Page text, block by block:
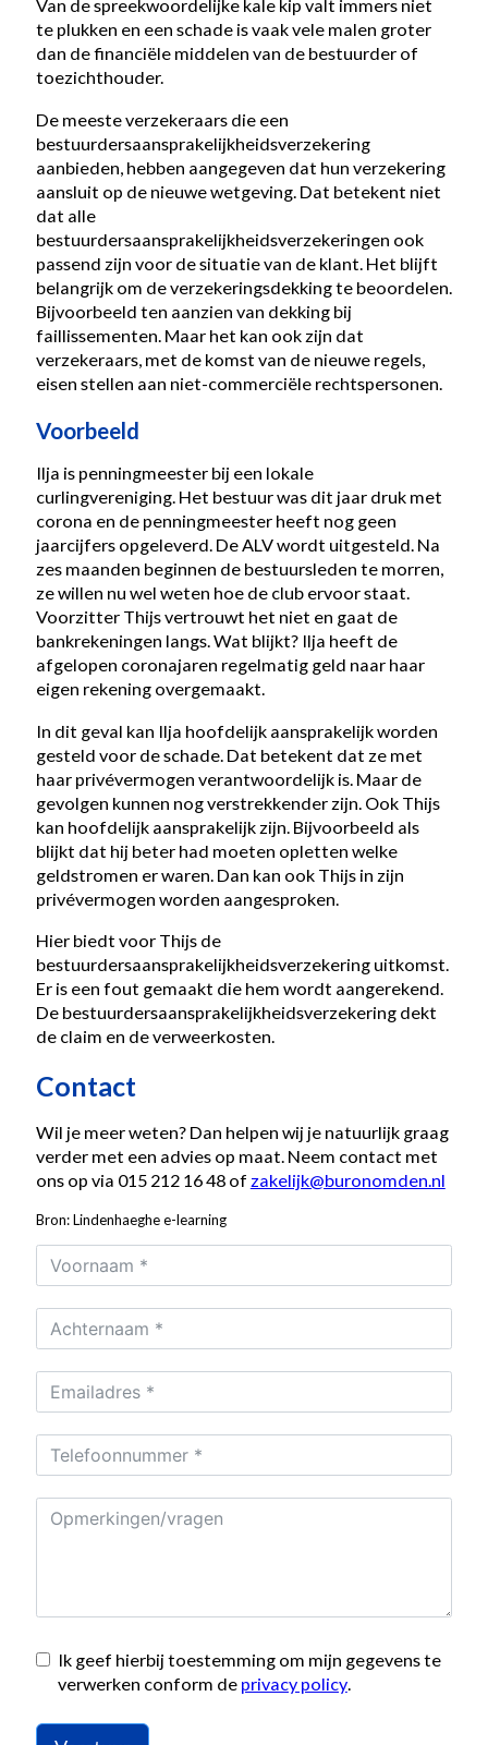
Van de spreekwoordelijke kale kip valt immers niet
te plukken en een schade is vaak vele malen groter
dan de financiële middelen van de bestuurder of
toezichthouder.
De meeste verzekeraars die een
bestuurdersaansprakelijkheidsverzekering
aanbieden, hebben aangegeven dat hun verzekering
aansluit op de nieuwe wetgeving. Dat betekent niet
dat alle
bestuurdersaansprakelijkheidsverzekeringen ook
passend zijn voor de situatie van de klant. Het blijft
belangrijk om de verzekeringsdekking te beoordelen.
Bijvoorbeeld ten aanzien van dekking bij
faillissementen. Maar het kan ook zijn dat
verzekeraars, met de komst van de nieuwe regels,
eisen stellen aan niet-commerciële rechtspersonen.
Voorbeeld
Ilja is penningmeester bij een lokale
curlingvereniging. Het bestuur was dit jaar druk met
corona en de penningmeester heeft nog geen
jaarcijfers opgeleverd. De ALV wordt uitgesteld. Na
zes maanden beginnen de bestuursleden te morren,
ze willen nu wel weten hoe de club ervoor staat.
Voorzitter Thijs vertrouwt het niet en gaat de
bankrekeningen langs. Wat blijkt? Ilja heeft de
afgelopen coronajaren regelmatig geld naar haar
eigen rekening overgemaakt.
In dit geval kan Ilja hoofdelijk aansprakelijk worden
gesteld voor de schade. Dat betekent dat ze met
haar privévermogen verantwoordelijk is. Maar de
gevolgen kunnen nog verstrekkender zijn. Ook Thijs
kan hoofdelijk aansprakelijk zijn. Bijvoorbeeld als
blijkt dat hij beter had moeten opletten welke
geldstromen er waren. Dan kan ook Thijs in zijn
privévermogen worden aangesproken.
Hier biedt voor Thijs de
bestuurdersaansprakelijkheidsverzekering uitkomst.
Er is een fout gemaakt die hem wordt aangerekend.
De bestuurdersaansprakelijkheidsverzekering dekt
de claim en de verweerkosten.
Contact
Wil je meer weten? Dan helpen wij je natuurlijk graag
verder met een advies op maat. Neem contact met
ons op via 015 212 16 48 of zakelijk@buronomden.nl
Bron: Lindenhaeghe e-learning
Ik geef hierbij toestemming om mijn gegevens te
verwerken conform de privacy policy.